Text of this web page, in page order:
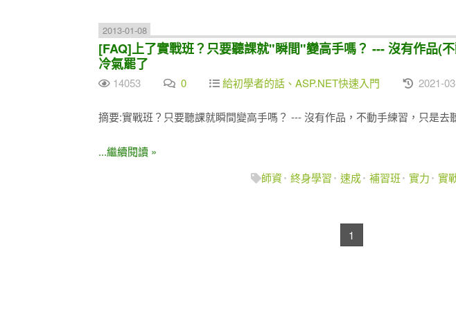
2013-01-08
[FAQ]上了實戰班？只要聽課就"瞬間"變高手嗎？ --- 沒有作品(
冷氣罷了
14053 0 給初學者的話、ASP.NET快速入門 2021-
摘要:實戰班？只要聽課就瞬間變高手嗎？ --- 沒有作品，不動手練習，只是去
...繼續閱讀 »
師資 終身學習 速成 補習班 實力 實
1